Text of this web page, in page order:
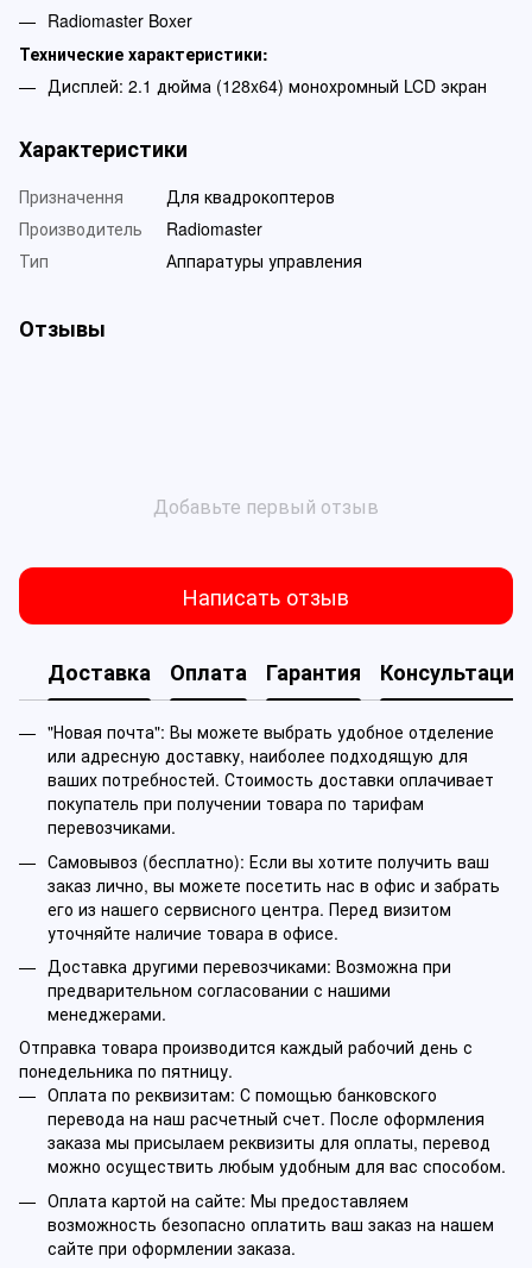
Radiomaster Boxer
Технические характеристики:
Дисплей: 2.1 дюйма (128x64) монохромный LCD экран
Характеристики
Призначення
Для квадрокоптеров
Производитель
Radiomaster
Тип
Аппаратуры управления
Отзывы
Добавьте первый отзыв
Написать отзыв
Доставка Оплата Гарантия Консультация
"Новая почта": Вы можете выбрать удобное отделение
или адресную доставку, наиболее подходящую для
ваших потребностей. Стоимость доставки оплачивает
покупатель при получении товара по тарифам
перевозчиками.
Самовывоз (бесплатно): Если вы хотите получить ваш
заказ лично, вы можете посетить нас в офис и забрать
его из нашего сервисного центра. Перед визитом
уточняйте наличие товара в офисе.
Доставка другими перевозчиками: Возможна при
предварительном согласовании с нашими
менеджерами.
Отправка товара производится каждый рабочий день с
понедельника по пятницу.
Оплата по реквизитам: С помощью банковского
перевода на наш расчетный счет. После оформления
заказа мы присылаем реквизиты для оплаты, перевод
можно осуществить любым удобным для вас способом.
Оплата картой на сайте: Мы предоставляем
возможность безопасно оплатить ваш заказ на нашем
сайте при оформлении заказа.